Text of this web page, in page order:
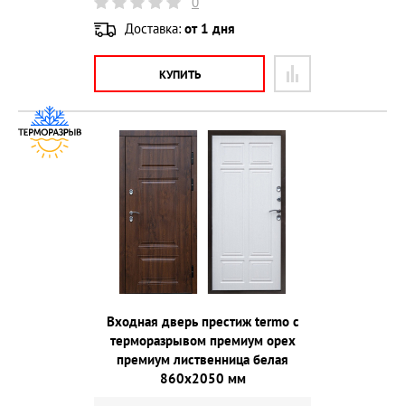
Доставка: от 1 дня
КУПИТЬ
Входная дверь престиж termo с
терморазрывом премиум орех
премиум лиственница белая
860х2050 мм